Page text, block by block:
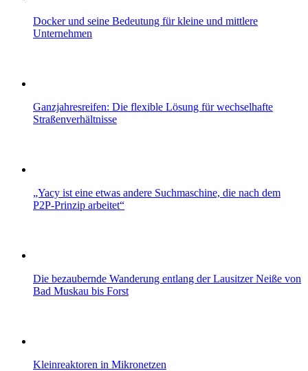
Docker und seine Bedeutung für kleine und mittlere
Unternehmen
Ganzjahresreifen: Die flexible Lösung für wechselhafte
Straßenverhältnisse
„Yacy ist eine etwas andere Suchmaschine, die nach dem
P2P-Prinzip arbeitet“
Die bezaubernde Wanderung entlang der Lausitzer Neiße von
Bad Muskau bis Forst
Kleinreaktoren in Mikronetzen